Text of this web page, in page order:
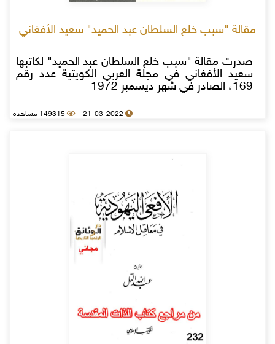
مقالة "سبب خلع السلطان عبد الحميد" سعيد الأفغاني
صدرت مقالة "سبب خلع السلطان عبد الحميد" لكاتبها
سعيد الأفغاني في مجلة العربي الكويتية عدد رقم
169، الصادر في شهر ديسمبر 1972
21-03-2022 149315 مشاهدة